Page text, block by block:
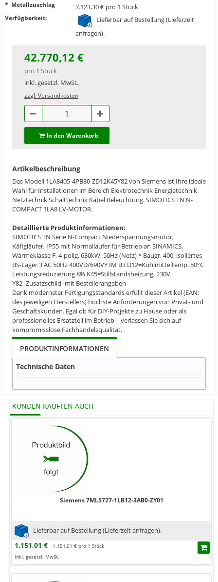
* Metallzuschlag 7.123,30 € pro 1 Stück
Verfügbarkeit:
Lieferbar auf Bestellung (Lieferzeit
anfragen).
42.770,12 €
pro 1 Stück
inkl. gesetzl. MwSt.,
zzgl. Versandkosten
In den Warenkorb
Artikelbeschreibung
Das Modell 1LA8405-4PB80-ZD12K45Y82 von Siemens ist Ihre ideale
Wahl für Installationen im Bereich Elektrotechnik Energietechnik
Netztechnik Schalttechnik Kabel Beleuchtung. SIMOTICS TN N-
COMPACT 1LA8 LV-MOTOR.
Detaillierte Produktinformationen:
SIMOTICS TN Serie N-Compact Niederspannungsmotor,
Käfigläufer, IP55 mit Normalläufer für Betrieb an SINAMICS,
Wärmeklasse F, 4-polig, 630kW, 50Hz (Netz) * Baugr. 400, isoliertes
BS-Lager 3 AC 50Hz 400VD/690VY IM B3 D12=Kühlmitteltemp. 50°C
Leistungsreduzierung 8% K45=Stillstandsheizung, 230V
Y82=Zusatzschild -mit Bestellerangaben
Dank modernster Fertigungsstandards erfüllt dieser Artikel (EAN:
des jeweiligen Herstellers) höchste Anforderungen von Privat- und
Geschäftskunden. Egal ob für DIY-Projekte zu Hause oder als
professionelles Ersatzteil im Betrieb – verlassen Sie sich auf
kompromisslose Fachhandelsqualität.
PRODUKTINFORMATIONEN
Technische Daten
KUNDEN KAUFTEN AUCH
Siemens 7ML5727-1LB12-3AB0-ZY01
Lieferbar auf Bestellung (Lieferzeit anfragen).
1.151,01 €
1.151,01 € pro 1 Stück
inkl. gesetzl. MwSt.